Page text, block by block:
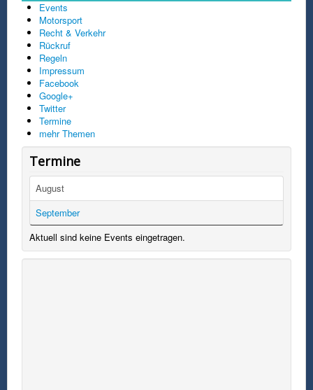
Events
Motorsport
Recht & Verkehr
Rückruf
Regeln
Impressum
Facebook
Google+
Twitter
Termine
mehr Themen
Termine
August
September
Aktuell sind keine Events eingetragen.